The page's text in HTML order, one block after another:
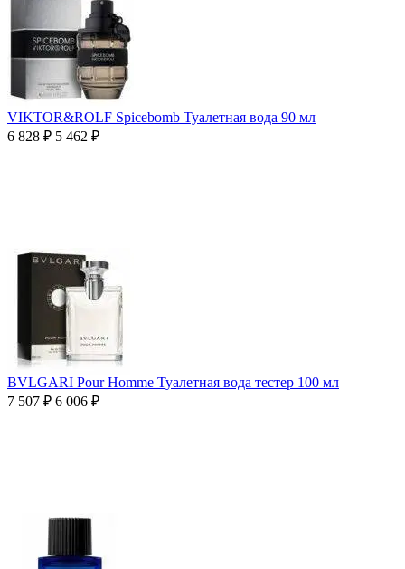
VIKTOR&ROLF Spicebomb Туалетная вода 90 мл
6 828 ₽ 5 462 ₽
BVLGARI Pour Homme Туалетная вода тестер 100 мл
7 507 ₽ 6 006 ₽